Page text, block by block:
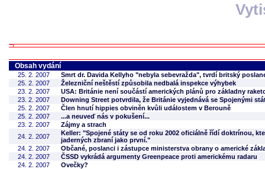
Obsah vydání
25. 2. 2007
Smrt dr. Davida Kellyho "nebyla sebevražda", tvrdí britský
25. 2. 2007
Železniční neštěstí způsobila nedbalá inspekce výhybek
23. 2. 2007
USA: Británie není součástí amerických plánů pro základny
23. 2. 2007
Downing Street potvrdila, že Británie vyjednává se Spojenými
25. 2. 2007
Člen hnutí hippies obviněn kvůli událostem v Berouně
25. 2. 2007
...a neuveď nás v pokušení...
23. 2. 2007
Zájmy a strach
24. 2. 2007
Keller: "Spojené státy se od roku 2002 oficiálně řídí doktrínou,
jaderných zbraní jako první."
24. 2. 2007
Občané, poslanci i zástupce ministerstva obrany o americké
24. 2. 2007
ČSSD vykrádá argumenty Greenpeace proti americkému radaru
24. 2. 2007
Ovečky?